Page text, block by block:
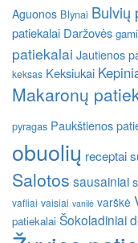
Aguonos Blynai Bulvių
patiekalai Daržovės
patiekalai Jautienos
keksas Keksiukai
Makaronų
pyragas Paukštienos
obuolių receptai
Salotos sausainiai
vafliai vaisiai vanilė varškė
patiekalai Šokoladiniai